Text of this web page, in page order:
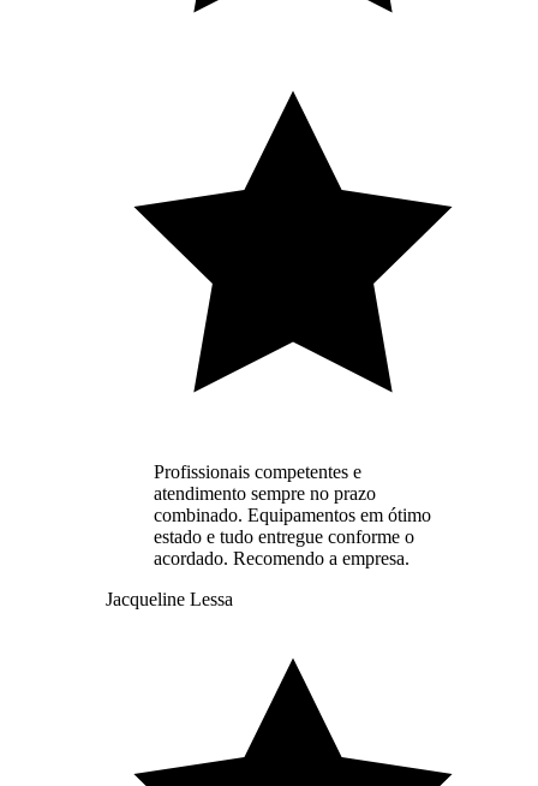
Profissionais competentes e
atendimento sempre no prazo
combinado. Equipamentos em ótimo
estado e tudo entregue conforme o
acordado. Recomendo a empresa.
Jacqueline Lessa